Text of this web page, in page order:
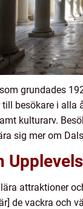
grundades
besökare i
kulturarv.
sig mer om
attraktioner
de vackra och